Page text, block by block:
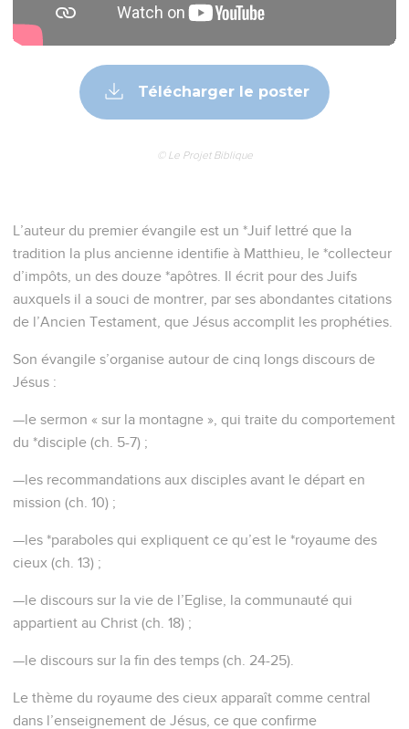
Télécharger le poster
© Le Projet Biblique
L’auteur du premier évangile est un *Juif lettré que la
tradition la plus ancienne identifie à Matthieu, le *collecteur
d’impôts, un des douze *apôtres. Il écrit pour des Juifs
auxquels il a souci de montrer, par ses abondantes citations
de l’Ancien Testament, que Jésus accomplit les prophéties.
Son évangile s’organise autour de cinq longs discours de
Jésus :
—le sermon « sur la montagne », qui traite du comportement
du *disciple (ch. 5-7) ;
—les recommandations aux disciples avant le départ en
mission (ch. 10) ;
—les *paraboles qui expliquent ce qu’est le *royaume des
cieux (ch. 13) ;
—le discours sur la vie de l’Eglise, la communauté qui
appartient au Christ (ch. 18) ;
—le discours sur la fin des temps (ch. 24-25).
Le thème du royaume des cieux apparaît comme central
dans l’enseignement de Jésus, ce que confirme